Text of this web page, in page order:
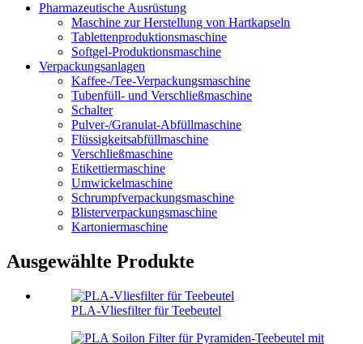
Pharmazeutische Ausrüstung
Maschine zur Herstellung von Hartkapseln
Tablettenproduktionsmaschine
Softgel-Produktionsmaschine
Verpackungsanlagen
Kaffee-/Tee-Verpackungsmaschine
Tubenfüll- und Verschließmaschine
Schalter
Pulver-/Granulat-Abfüllmaschine
Flüssigkeitsabfüllmaschine
Verschließmaschine
Etikettiermaschine
Umwickelmaschine
Schrumpfverpackungsmaschine
Blisterverpackungsmaschine
Kartoniermaschine
Ausgewählte Produkte
PLA-Vliesfilter für Teebeutel